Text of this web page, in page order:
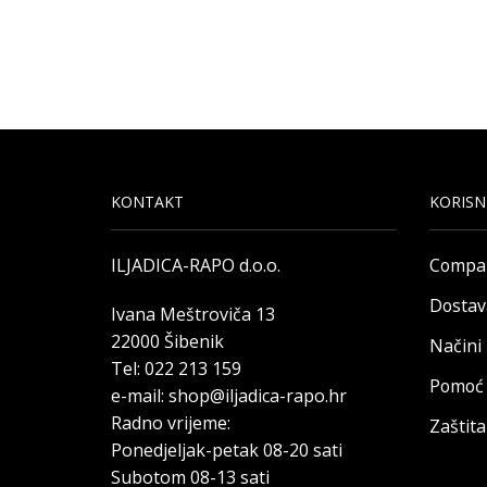
KONTAKT
ILJADICA-RAPO d.o.o.
Ivana Meštroviča 13
22000 Šibenik
Tel: 022 213 159
e-mail: shop@iljadica-rapo.hr
Radno vrijeme:
Ponedjeljak-petak 08-20 sati
Subotom 08-13 sati
Načini